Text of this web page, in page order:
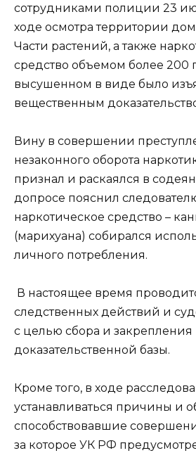
сотрудниками полиции 23
ходе осмотра территории
Части растений, а также
средство объемом более 200
высушенном в виде было
вещественным
Вину в совершении
незаконного оборота
признал и раскаялся в
допросе пояснил
наркотическое средство –
(марихуана) собирался
личного потребления.
В настоящее время
следственных действий и
с целью сбора и закрепления
доказательственной базы.
Кроме того, в ходе
устанавливаться причины и
способствовавшие
за которое УК РФ